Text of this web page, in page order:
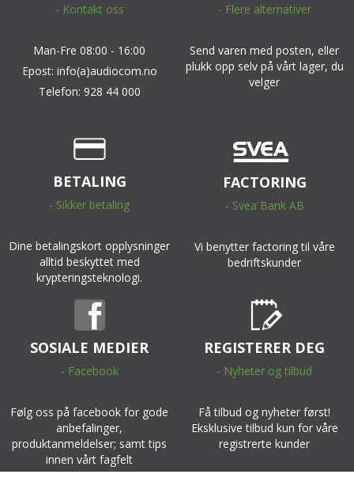
- Kontakt oss
Man-Fre 08:00 - 16:00
Epost: info(a)audiocom.no
Telefon: 928 44 000
- Flere alternativer
Send varen med posten, eller
plukk opp selv på vårt lager, du
velger
BETALING
- Sikker betaling
Dine betalingskort opplysninger
alltid beskyttet med
krypteringsteknologi.
FACTORING
- Svea Bank AB
Vi benytter factoring til våre
bedriftskunder
SOSIALE MEDIER
- Facebook
Følg oss på facebook for gode
anbefalinger,
produktanmeldelser; samt tips
innen vårt fagfelt
REGISTERER DEG
- Nyheter og tilbud
Få tilbud og nyheter først!
Eksklusive tilbud kun for våre
registrerte kunder